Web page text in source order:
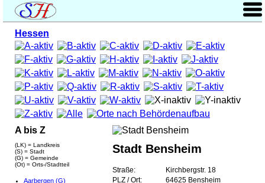
Hessen
A bis Z
(LK) = Landkreis
(S) = Stadt
(G) = Gemeinde
(Ot) = Orts-/Stadtteil
Aarbergen (G)
Stadt Bensheim
Straße:
Kirchbergstr. 18
PLZ / Ort:
64625 Bensheim